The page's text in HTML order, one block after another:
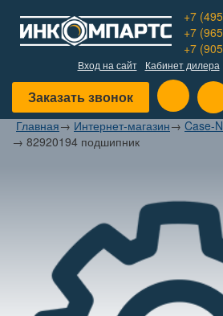
+7
+7
+7
Вход на сайт Кабинет дилера
Заказать звонок
Главная→ Интернет-магазин→ Case-
→ 82920194 подшипник